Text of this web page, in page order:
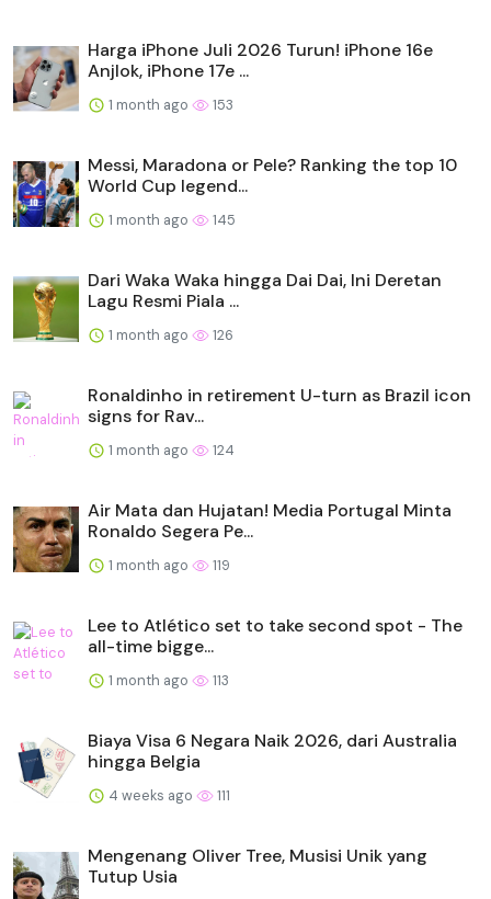
Harga iPhone Juli 2026 Turun! iPhone 16e
Anjlok, iPhone 17e ...
1 month ago 153
Messi, Maradona or Pele? Ranking the top 10
World Cup legend...
1 month ago 145
Dari Waka Waka hingga Dai Dai, Ini Deretan
Lagu Resmi Piala ...
1 month ago 126
Ronaldinho in retirement U-turn as Brazil icon
signs for Rav...
1 month ago 124
Air Mata dan Hujatan! Media Portugal Minta
Ronaldo Segera Pe...
1 month ago 119
Lee to Atlético set to take second spot - The
all-time bigge...
1 month ago 113
Biaya Visa 6 Negara Naik 2026, dari Australia
hingga Belgia
4 weeks ago 111
Mengenang Oliver Tree, Musisi Unik yang
Tutup Usia